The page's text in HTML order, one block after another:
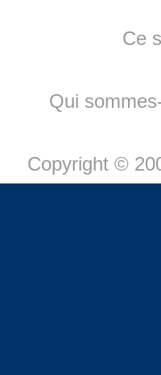
Ce
Qui
Copyright ©